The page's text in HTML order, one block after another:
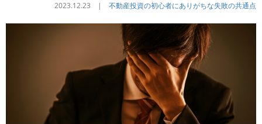
2023.12.23 | 不動産投資の初心者にありがちな失敗の共通点